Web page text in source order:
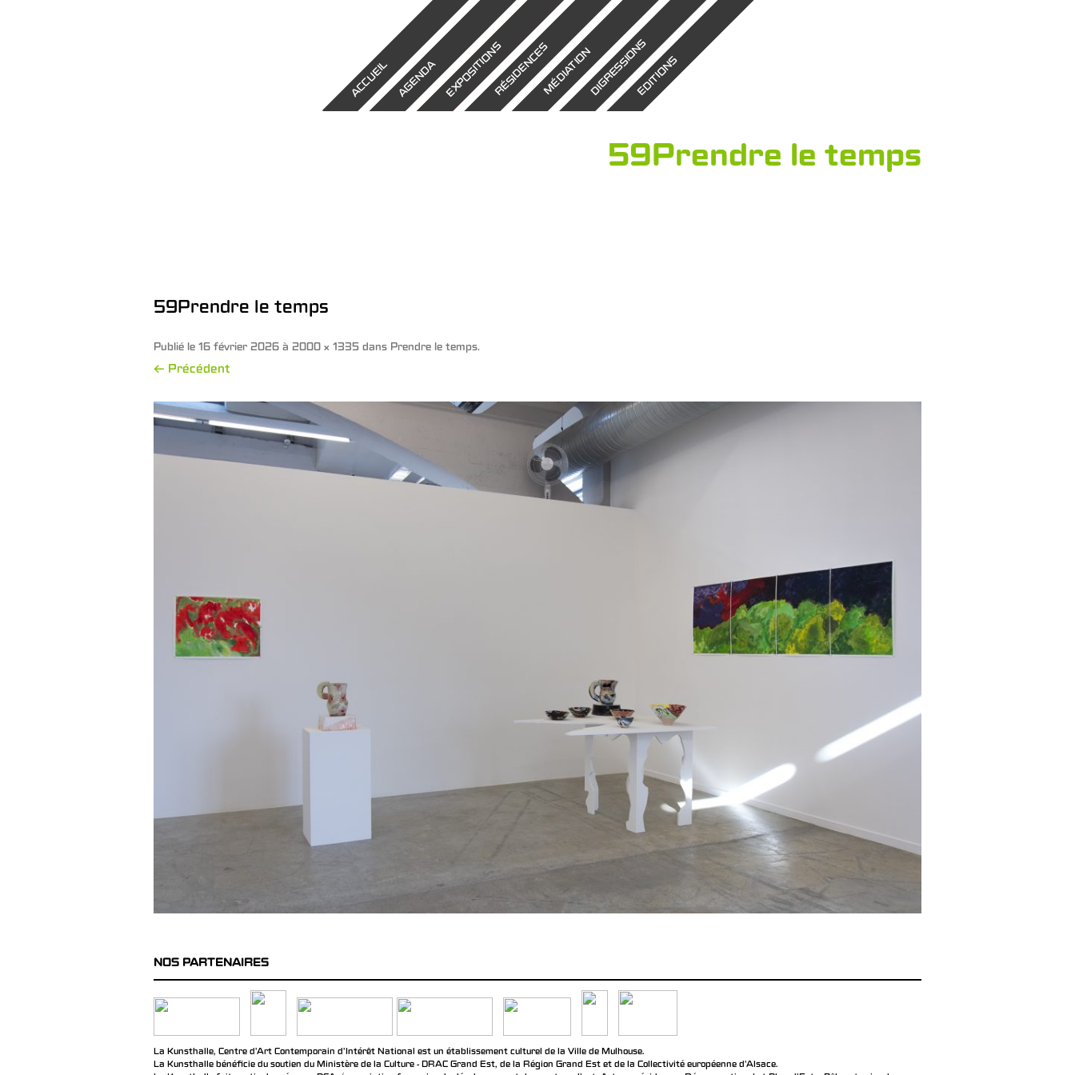
ACCUEILAGENDAEXPOSITIONSRÉSIDENCESMÉDIATIONDIGRESSIONSEDITIONS
59Prendre le temps
59Prendre le temps
Publié le 16 février 2026 à 2000 × 1335 dans Prendre le temps.
← Précédent
NOS PARTENAIRES
La Kunsthalle, Centre d’Art Contemporain d’Intérêt National est un établissement culturel de la Ville de Mulhouse.
La Kunsthalle bénéficie du soutien du Ministère de la Culture - DRAC Grand Est, de la Région Grand Est et de la Collectivité européenne d’Alsace.